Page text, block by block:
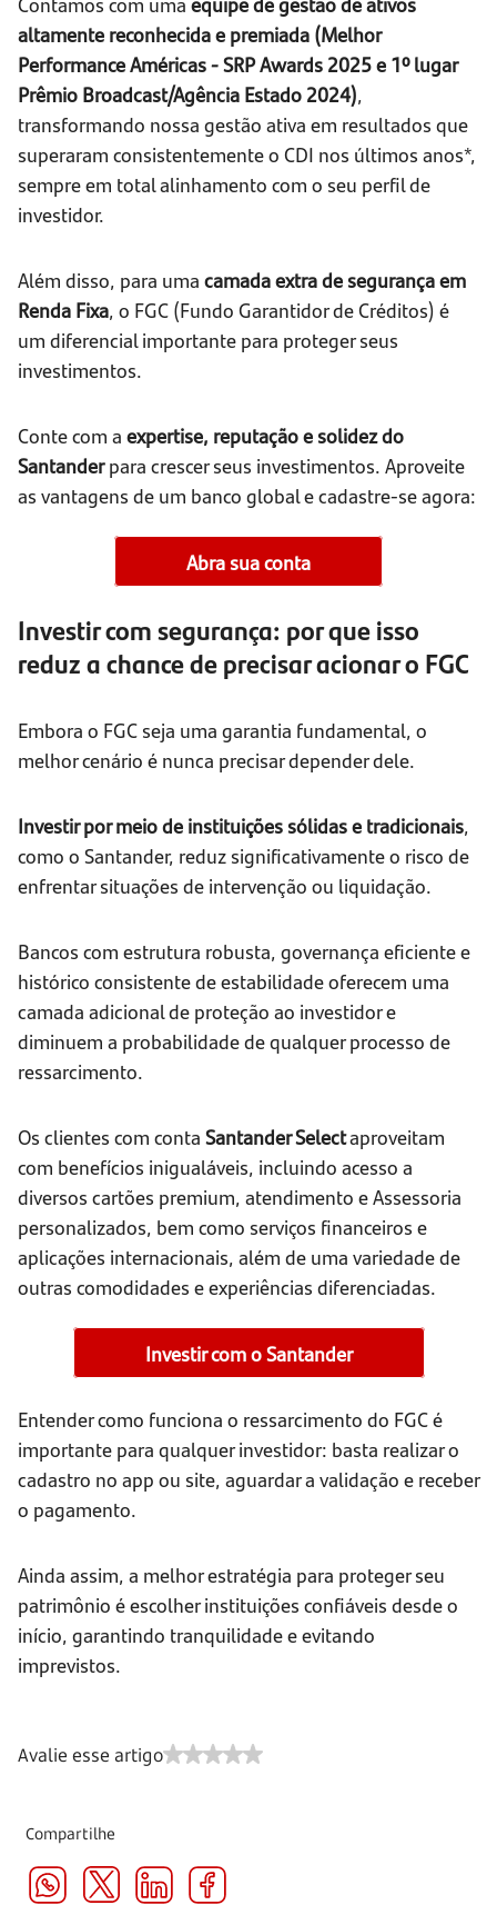
altamente reconhecida e premiada (Melhor
Performance Américas - SRP Awards 2025 e 1º lugar
Prêmio Broadcast/Agência Estado 2024),
transformando nossa gestão ativa em resultados que
superaram consistentemente o CDI nos últimos anos*,
sempre em total alinhamento com o seu perfil de
investidor.
Além disso, para uma camada extra de segurança em
Renda Fixa, o FGC (Fundo Garantidor de Créditos) é
um diferencial importante para proteger seus
investimentos.
Conte com a expertise, reputação e solidez do
Santanderpara crescer seus investimentos. Aproveite
as vantagens de um banco global e cadastre-se agora:
Abra sua conta
Investir com segurança: por que isso
reduz a chance de precisar acionar o FGC
Embora o FGC seja uma garantia fundamental, o
melhor cenário é nunca precisar depender dele.
Investir por meio de instituições sólidas e tradicionais,
como o Santander, reduz significativamente o risco de
enfrentar situações de intervenção ou liquidação.
Bancos com estrutura robusta, governança eficiente e
histórico consistente de estabilidade oferecem uma
camada adicional de proteção ao investidor e
diminuem a probabilidade de qualquer processo de
ressarcimento.
Os clientes com conta Santander Selectaproveitam
com benefícios inigualáveis, incluindo acesso a
diversos cartões premium, atendimento e Assessoria
personalizados, bem como serviços financeiros e
aplicações internacionais, além de uma variedade de
outras comodidades e experiências diferenciadas.
Investir com o Santander
Entender como funciona o ressarcimento do FGC é
importante para qualquer investidor: basta realizar o
cadastro no app ou site, aguardar a validação e receber
o pagamento.
Ainda assim, a melhor estratégia para proteger seu
patrimônio é escolher instituições confiáveis desde o
início, garantindo tranquilidade e evitando
imprevistos.
Avalie esse artigo
Compartilhe